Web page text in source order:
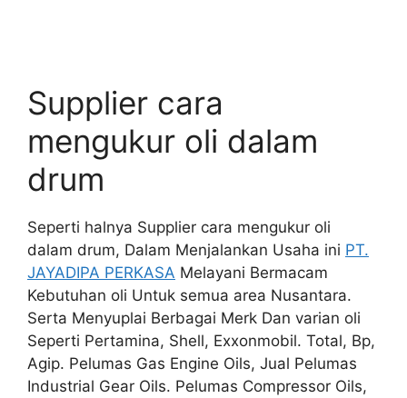
Supplier cara
mengukur oli dalam
drum
Seperti halnya Supplier cara mengukur oli
dalam drum, Dalam Menjalankan Usaha ini PT.
JAYADIPA PERKASA Melayani Bermacam
Kebutuhan oli Untuk semua area Nusantara.
Serta Menyuplai Berbagai Merk Dan varian oli
Seperti Pertamina, Shell, Exxonmobil. Total, Bp,
Agip. Pelumas Gas Engine Oils, Jual Pelumas
Industrial Gear Oils. Pelumas Compressor Oils,